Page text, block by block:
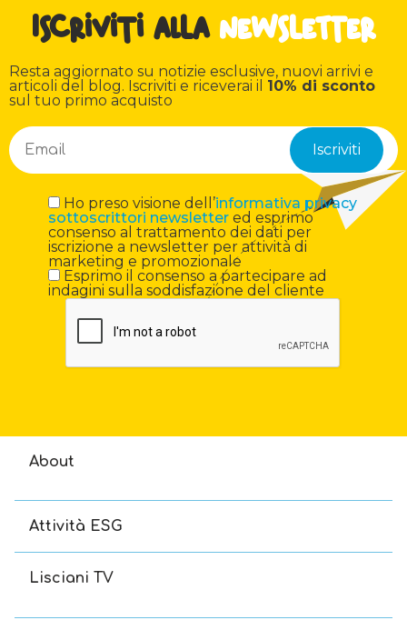
Iscriviti alla newsletter
Resta aggiornato su notizie esclusive, nuovi arrivi e
articoli del blog. Iscriviti e riceverai il 10% di sconto
sul tuo primo acquisto
Ho preso visione dell’informativa privacy
sottoscrittori newslettered esprimo
consenso al trattamento dei dati per
iscrizione a newsletter per attività di
marketing e promozionale
Esprimo il consenso a partecipare ad
indagini sulla soddisfazione del cliente
About
Attività ESG
Lisciani TV